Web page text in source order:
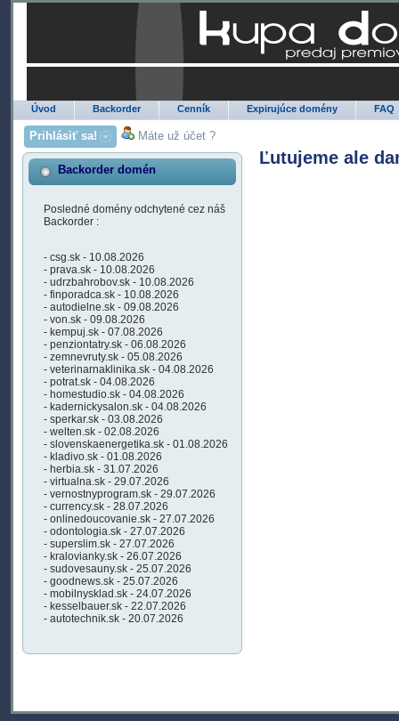
Úvod Backorder Cenník Expirujúce domény FAQ
Prihlásiť sa! Máte už účet ?
Backorder domén
Posledné domény odchytené cez náš
Backorder :
- csg.sk - 10.08.2026
- prava.sk - 10.08.2026
- udrzbahrobov.sk - 10.08.2026
- finporadca.sk - 10.08.2026
- autodielne.sk - 09.08.2026
- von.sk - 09.08.2026
- kempuj.sk - 07.08.2026
- penziontatry.sk - 06.08.2026
- zemnevruty.sk - 05.08.2026
- veterinarnaklinika.sk - 04.08.2026
- potrat.sk - 04.08.2026
- homestudio.sk - 04.08.2026
- kadernickysalon.sk - 04.08.2026
- sperkar.sk - 03.08.2026
- welten.sk - 02.08.2026
- slovenskaenergetika.sk - 01.08.2026
- kladivo.sk - 01.08.2026
- herbia.sk - 31.07.2026
- virtualna.sk - 29.07.2026
- vernostnyprogram.sk - 29.07.2026
- currency.sk - 28.07.2026
- onlinedoucovanie.sk - 27.07.2026
- odontologia.sk - 27.07.2026
- superslim.sk - 27.07.2026
- kralovianky.sk - 26.07.2026
- sudovesauny.sk - 25.07.2026
- goodnews.sk - 25.07.2026
- mobilnysklad.sk - 24.07.2026
- kesselbauer.sk - 22.07.2026
- autotechnik.sk - 20.07.2026
Ľutujeme ale